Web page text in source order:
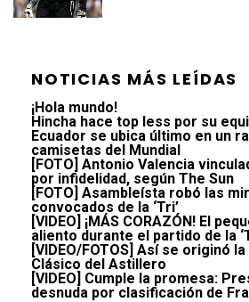
NOTICIAS MÁS LEÍDAS
¡Hola mundo!
Hincha hace top less por su
Ecuador se ubica último en un
camisetas del Mundial
[FOTO] Antonio Valencia
por infidelidad, según The Sun
[FOTO] Asambleísta robó las
convocados de la ‘Tri’
[VIDEO] ¡MÁS CORAZÓN! El
aliento durante el partido de la
[VIDEO/FOTOS] Así se originó
Clásico del Astillero
[VIDEO] Cumple la promesa:
desnuda por clasificación de